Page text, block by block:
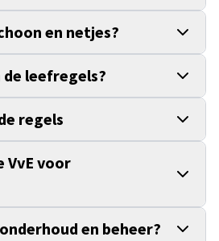
en netjes?
leefregels?
regels
VvE voor
en beheer?